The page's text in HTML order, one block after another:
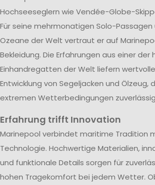
Hochseeseglern wie Vendée-Globe-
Für seine mehrmonatigen Solo-
Ozeane der Welt vertraut er auf
Bekleidung. Die Erfahrungen aus einer
Einhandregatten der Welt liefern
Entwicklung von Segeljacken und Ölzeug,
extremen Wetterbedingungen
Erfahrung trifft Innovation
Marinepool verbindet maritime Tradition
Technologie. Hochwertige Materialien,
und funktionale Details sorgen für
hohen Tragekomfort bei jedem Wetter.